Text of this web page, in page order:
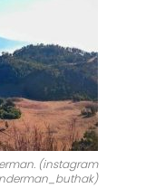
(instagram